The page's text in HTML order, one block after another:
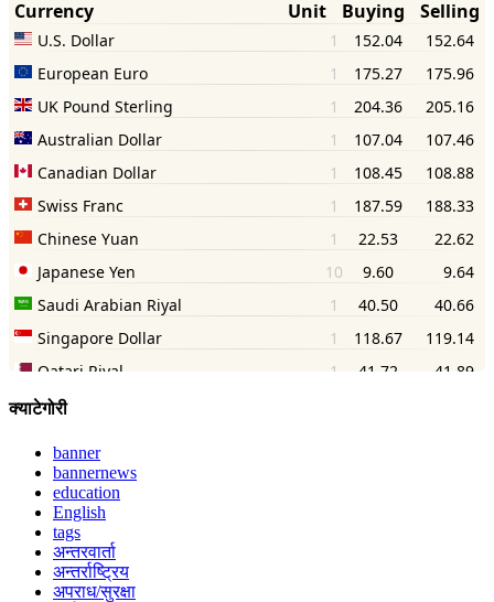
क्याटेगोरी
banner
bannernews
education
English
tags
अन्तरवार्ता
अन्तर्राष्ट्रिय
अपराध/सुरक्षा